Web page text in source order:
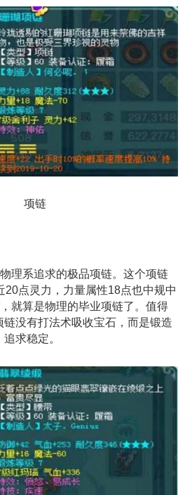
项链
理系追求的极品项链。这个项链
20点灵力，力量属性18点也中规中
就算是物理的毕业项链了。值得
没有打法术吸收宝石，而是锻造
求稳定。